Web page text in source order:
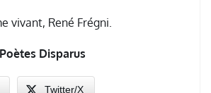
vivant, René Frégni.
Disparus
Twitter/X